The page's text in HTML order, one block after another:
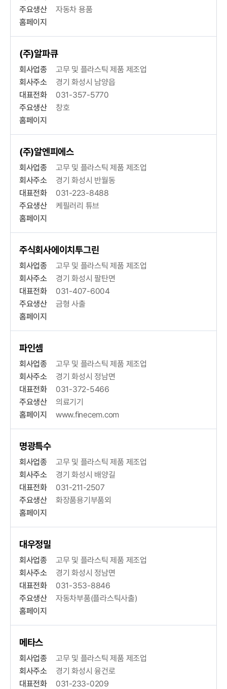
주요생산
자동차 용품
홈페이지
(주)알파큐
회사업종
고무 및 플라스틱 제품 제조업
회사주소
경기 화성시 남양읍
대표전화
031-357-5770
주요생산
창호
홈페이지
(주)알엔피에스
회사업종
고무 및 플라스틱 제품 제조업
회사주소
경기 화성시 반월동
대표전화
031-223-8488
주요생산
케필러리 튜브
홈페이지
주식회사에이치투그린
회사업종
고무 및 플라스틱 제품 제조업
회사주소
경기 화성시 팔탄면
대표전화
031-407-6004
주요생산
금형 사출
홈페이지
파인셈
회사업종
고무 및 플라스틱 제품 제조업
회사주소
경기 화성시 정남면
대표전화
031-372-5466
주요생산
의료기기
홈페이지
www.finecem.com
명광특수
회사업종
고무 및 플라스틱 제품 제조업
회사주소
경기 화성시 배양길
대표전화
031-211-2507
주요생산
화장품용기부품외
홈페이지
대우정밀
회사업종
고무 및 플라스틱 제품 제조업
회사주소
경기 화성시 정남면
대표전화
031-353-8846
주요생산
자동차부품(플라스틱사출)
홈페이지
메타스
회사업종
고무 및 플라스틱 제품 제조업
회사주소
경기 화성시 융건로
대표전화
031-233-0209